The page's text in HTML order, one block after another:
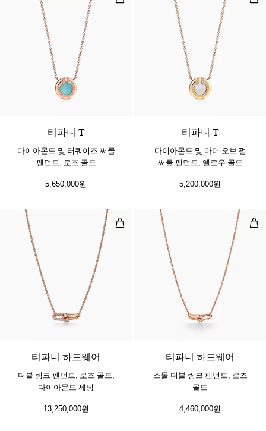
3 소재
티파니 T
다이아몬드 및 터쿼이즈 써클
펜던트, 로즈 골드
5,650,000원
티파니 T
다이아몬드 및 마더 오브 펄
써클 펜던트, 옐로우 골드
5,200,000원
더블 링크 펜던트, 로즈 골드, 다이
2 소재
티파니 하드웨어
더블 링크 펜던트, 로즈 골드,
다이아몬드 세팅
13,250,000원
스
티파니 하드웨어
스몰 더블 링크 펜던트, 로즈
골드
4,460,000원